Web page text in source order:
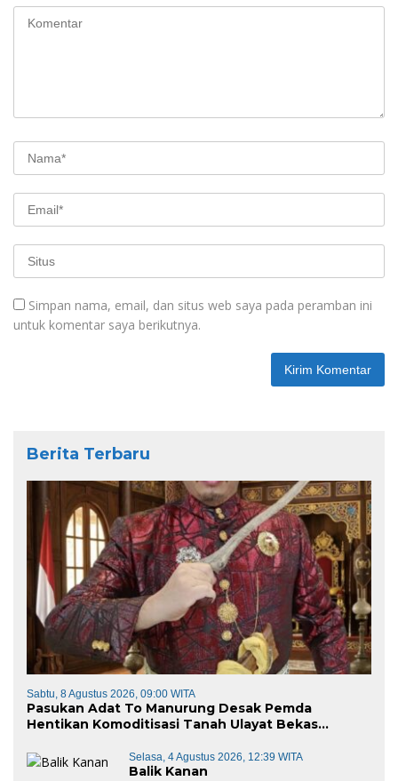
Simpan nama, email, dan situs web saya pada peramban ini
untuk komentar saya berikutnya.
Berita Terbaru
Sabtu, 8 Agustus 2026, 09:00 WITA
Pasukan Adat To Manurung Desak Pemda
Hentikan Komoditisasi Tanah Ulayat Bekas
Selasa, 4 Agustus 2026, 12:39 WITA
Balik Kanan